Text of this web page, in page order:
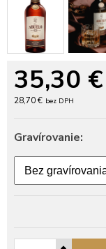
35,30 €
28,70 € bez DPH
Gravírovanie: